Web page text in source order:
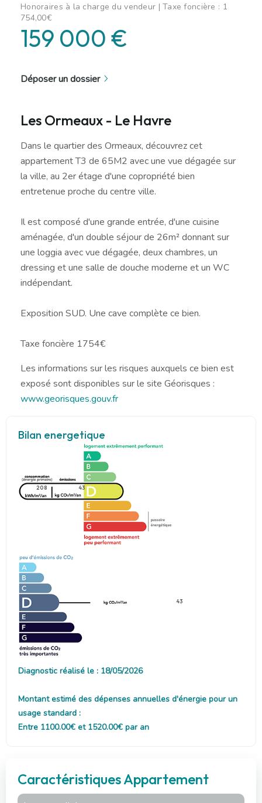
Honoraires à la charge du vendeur | Taxe foncière : 1
754,00€
159 000 €
Déposer un dossier
Les Ormeaux - Le Havre
Dans le quartier des Ormeaux, découvrez cet
appartement T3 de 65M2 avec une vue dégagée sur
la ville, au 2er étage d'une copropriété bien
entretenue proche du centre ville.
Il est composé d'une grande entrée, d'une cuisine
aménagée, d'un double séjour de 26m² donnant sur
une loggia avec vue dégagée, deux chambres, un
dressing et une salle de douche moderne et un WC
indépendant.
Exposition SUD. Une cave complète ce bien.
Taxe foncière 1754€
Les informations sur les risques auxquels ce bien est
exposé sont disponibles sur le site Géorisques :
www.georisques.gouv.fr
Bilan energetique
208 43
43
Diagnostic réalisé le : 18/05/2026
Montant estimé des dépenses annuelles d'énergie pour un
usage standard :
Entre 1100.00€ et 1520.00€ par an
Caractéristiques Appartement